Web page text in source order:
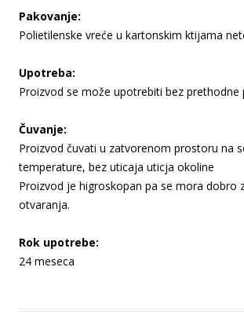
Pakovanje:
Polietilenske vreće u kartonskim ktijama
Upotreba:
Proizvod se može upotrebiti bez prethodne
Čuvanje:
Proizvod čuvati u zatvorenom prostoru na
temperature, bez uticaja uticja okoline
Proizvod je higroskopan pa se mora dobro
otvaranja.
Rok upotrebe:
24 meseca